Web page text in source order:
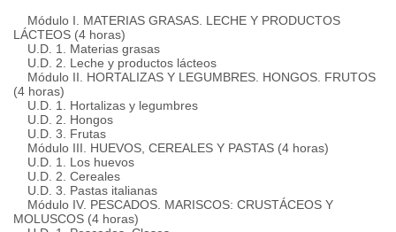
Módulo I. MATERIAS GRASAS. LECHE Y PRODUCTOS
LÁCTEOS (4 horas)
U.D. 1. Materias grasas
U.D. 2. Leche y productos lácteos
Módulo II. HORTALIZAS Y LEGUMBRES. HONGOS. FRUTOS
(4 horas)
U.D. 1. Hortalizas y legumbres
U.D. 2. Hongos
U.D. 3. Frutas
Módulo III. HUEVOS, CEREALES Y PASTAS (4 horas)
U.D. 1. Los huevos
U.D. 2. Cereales
U.D. 3. Pastas italianas
Módulo IV. PESCADOS. MARISCOS: CRUSTÁCEOS Y
MOLUSCOS (4 horas)